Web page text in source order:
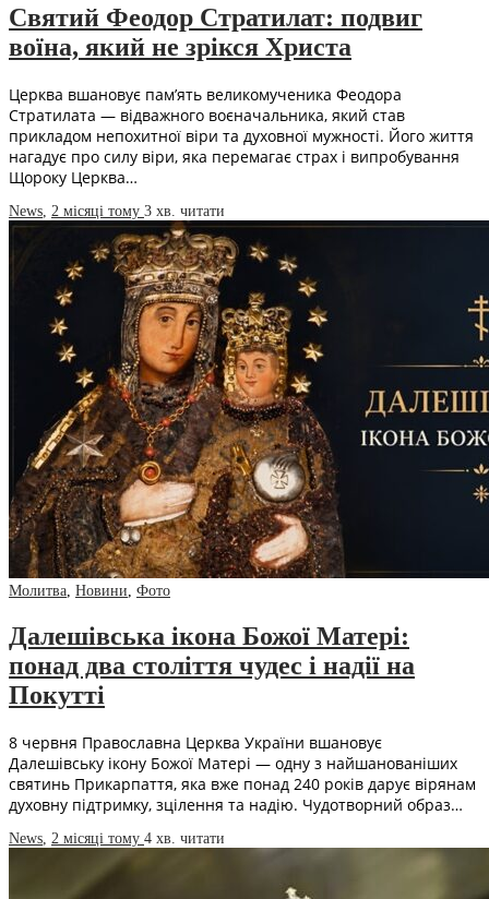
Святий Феодор Стратилат: подвиг
воїна, який не зрікся Христа
Церква вшановує пам’ять великомученика Феодора
Стратилата — відважного воєначальника, який став
прикладом непохитної віри та духовної мужності. Його життя
нагадує про силу віри, яка перемагає страх і випробування
Щороку Церква…
News 2 місяці тому 3 хв. читати
Молитва Новини Фото
Далешівська ікона Божої Матері:
понад два століття чудес і надії на
Покутті
8 червня Православна Церква України вшановує
Далешівську ікону Божої Матері — одну з найшанованіших
святинь Прикарпаття, яка вже понад 240 років дарує вірянам
духовну підтримку, зцілення та надію. Чудотворний образ…
News 2 місяці тому 4 хв. читати